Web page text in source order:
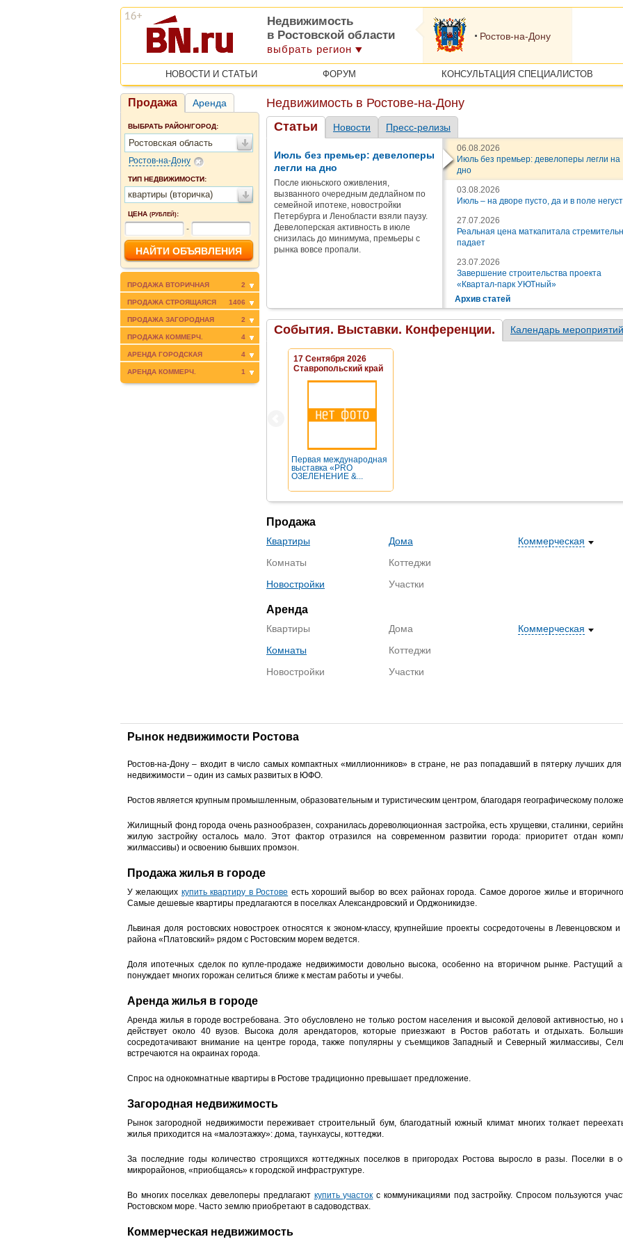
Недвижимость
в Ростовской области
выбрать регион
Ростов-на-Дону
НОВОСТИ И СТАТЬИ ФОРУМ КОНСУЛЬТАЦИЯ СПЕЦИАЛИСТОВ
Продажа Аренда
ВЫБРАТЬ РАЙОН/ГОРОД:
Ростовская область
Ростов-на-Дону
ТИП НЕДВИЖИМОСТИ:
квартиры (вторичка)
ЦЕНА (РУБЛЕЙ):
-
ПРОДАЖА ВТОРИЧНАЯ 2
ПРОДАЖА СТРОЯЩАЯСЯ 1406
ПРОДАЖА ЗАГОРОДНАЯ 2
ПРОДАЖА КОММЕРЧ. 4
АРЕНДА ГОРОДСКАЯ 4
АРЕНДА КОММЕРЧ. 1
Недвижимость в Ростове-на-Дону
Статьи
Новости Пресс-релизы
Июль без премьер: девелоперы
легли на дно
После июньского оживления,
вызванного очередным дедлайном по
семейной ипотеке, новостройки
Петербурга и Ленобласти взяли паузу.
Девелоперская активность в июле
снизилась до минимума, премьеры с
рынка вовсе пропали.
06.08.2026
Июль без премьер: девелоперы легли на
дно
03.08.2026
Июль – на дворе пусто, да и в поле
27.07.2026
Реальная цена маткапитала
падает
23.07.2026
Завершение строительства проекта
«Квартал-парк УЮТный»
Архив статей
События. Выставки. Конференции. Календарь мероприятий
17 Сентября 2026
Ставропольский край
Первая международная
выставка «PRO
ОЗЕЛЕНЕНИЕ &...
Продажа
Квартиры
Комнаты
Новостройки
Дома
Коттеджи
Участки
Коммерческая
Аренда
Квартиры
Комнаты
Новостройки
Дома
Коттеджи
Участки
Коммерческая
Рынок недвижимости Ростова
Ростов-на-Дону – входит в число самых компактных «миллионников» в стране, не раз попадавший в пятерку лучших
недвижимости – один из самых развитых в ЮФО.
Ростов является крупным промышленным, образовательным и туристическим центром, благодаря географическому
Жилищный фонд города очень разнообразен, сохранилась дореволюционная застройка, есть хрущевки, сталинки,
жилую застройку осталось мало. Этот фактор отразился на современном развитии города: приоритет отдан
жилмассивы) и освоению бывших промзон.
Продажа жилья в городе
У желающих купить квартиру в Ростове есть хороший выбор во всех районах города. Самое дорогое жилье и
Самые дешевые квартиры предлагаются в поселках Александровский и Орджоникидзе.
Львиная доля ростовских новостроек относятся к эконом-классу, крупнейшие проекты сосредоточены в Левенцовском
района «Платовский» рядом с Ростовским морем ведется.
Доля ипотечных сделок по купле-продаже недвижимости довольно высока, особенно на вторичном рынке. Растущий
понуждает многих горожан селиться ближе к местам работы и учебы.
Аренда жилья в городе
Аренда жилья в городе востребована. Это обусловлено не только ростом населения и высокой деловой активностью, но
действует около 40 вузов. Высока доля арендаторов, которые приезжают в Ростов работать и отдыхать.
сосредотачивают внимание на центре города, также популярны у съемщиков Западный и Северный жилмассивы,
встречаются на окраинах города.
Спрос на однокомнатные квартиры в Ростове традиционно превышает предложение.
Загородная недвижимость
Рынок загородной недвижимости переживает строительный бум, благодатный южный климат многих толкает
жилья приходится на «малоэтажку»: дома, таунхаусы, коттеджи.
За последние годы количество строящихся коттеджных поселков в пригородах Ростова выросло в разы. Поселки в
микрорайонов, «приобщаясь» к городской инфраструктуре.
Во многих поселках девелоперы предлагают купить участок с коммуникациями под застройку. Спросом пользуются
Ростовском море. Часто землю приобретают в садоводствах.
Коммерческая недвижимость